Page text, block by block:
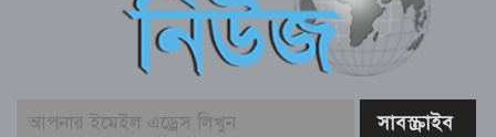
ভিআইপি-সিআইপিসহ সবার জন্য
বিমানবন্দরে সমান নিরাপত্তা তল্লাশি – বিমান
প্রধানমন্ত্রীর সঙ্গে দেখা করে স্বপ্নপূরণ অনুশ্রীর,